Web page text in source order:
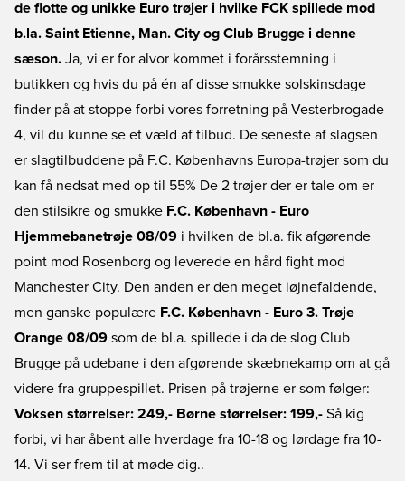
de flotte og unikke Euro trøjer i hvilke FCK spillede mod
b.la. Saint Etienne, Man. City og Club Brugge i denne
sæson. Ja, vi er for alvor kommet i forårsstemning i
butikken og hvis du på én af disse smukke solskinsdage
finder på at stoppe forbi vores forretning på Vesterbrogade
4, vil du kunne se et væld af tilbud. De seneste af slagsen
er slagtilbuddene på F.C. Københavns Europa-trøjer som du
kan få nedsat med op til 55% De 2 trøjer der er tale om er
den stilsikre og smukke F.C. København - Euro
Hjemmebanetrøje 08/09 i hvilken de bl.a. fik afgørende
point mod Rosenborg og leverede en hård fight mod
Manchester City. Den anden er den meget iøjnefaldende,
men ganske populære F.C. København - Euro 3. Trøje
Orange 08/09 som de bl.a. spillede i da de slog Club
Brugge på udebane i den afgørende skæbnekamp om at gå
videre fra gruppespillet. Prisen på trøjerne er som følger:
Voksen størrelser: 249,- Børne størrelser: 199,- Så kig
forbi, vi har åbent alle hverdage fra 10-18 og lørdage fra 10-
14. Vi ser frem til at møde dig..